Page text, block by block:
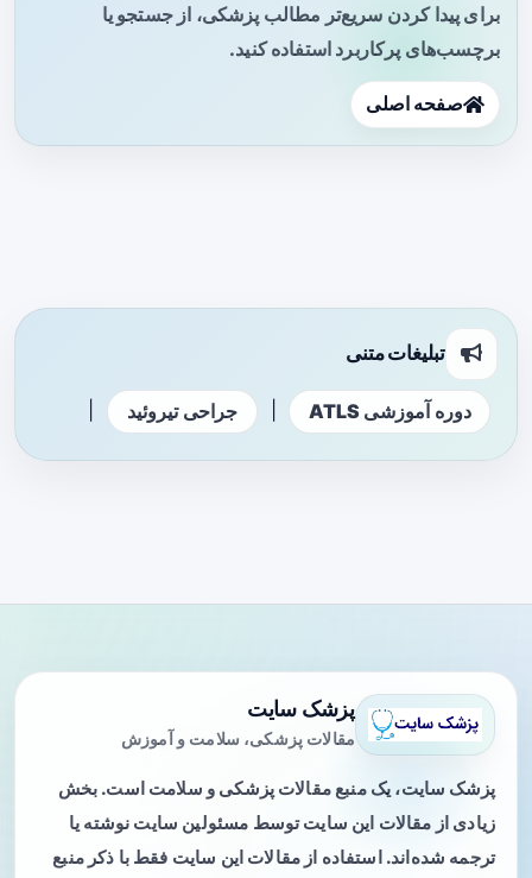
برای پیدا کردن سریع‌تر مطالب پزشکی، از جستجو یا
برچسب‌های پرکاربرد استفاده کنید.
صفحه اصلی
تبلیغات متنی
دوره آموزشی ATLS جراحی تیروئید
پزشک سایت
مقالات پزشکی، سلامت و آموزش
پزشک سایت، یک منبع مقالات پزشکی و سلامت است. بخش
زیادی از مقالات این سایت توسط مسئولین سایت نوشته یا
ترجمه شده‌اند. استفاده از مقالات این سایت فقط با ذکر منبع